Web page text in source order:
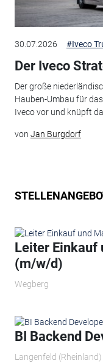
30.07.2026 #Iveco
Der Iveco
Der große
Hauben-Umbau für
Iveco vor und knüpft
von Jan Burgdorf
Leiter
(m/w/d)
Wegberg
BI Backend
Langenfeld